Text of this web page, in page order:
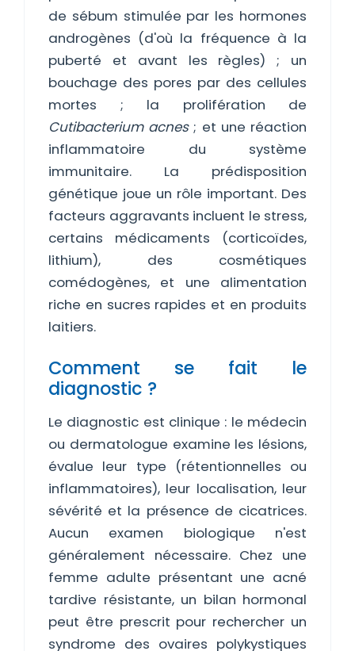
de sébum stimulée par les hormones
androgènes (d'où la fréquence à la
puberté et avant les règles) ; un
bouchage des pores par des cellules
mortes ; la prolifération de
Cutibacterium acnes; et une réaction
inflammatoire du système
immunitaire. La prédisposition
génétique joue un rôle important. Des
facteurs aggravants incluent le stress,
certains médicaments (corticoïdes,
lithium), des cosmétiques
comédogènes, et une alimentation
riche en sucres rapides et en produits
laitiers.
Comment se fait le
diagnostic ?
Le diagnostic est clinique : le médecin
ou dermatologue examine les lésions,
évalue leur type (rétentionnelles ou
inflammatoires), leur localisation, leur
sévérité et la présence de cicatrices.
Aucun examen biologique n'est
généralement nécessaire. Chez une
femme adulte présentant une acné
tardive résistante, un bilan hormonal
peut être prescrit pour rechercher un
syndrome des ovaires polykystiques